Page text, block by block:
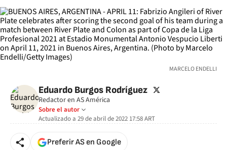
MARCELO ENDELLI
Eduardo Burgos Rodríguez twitter
Redactor en AS América
Sobre el autor
Actualizado a 29 de abril de 2022 17:58ART
Preferir AS en Google